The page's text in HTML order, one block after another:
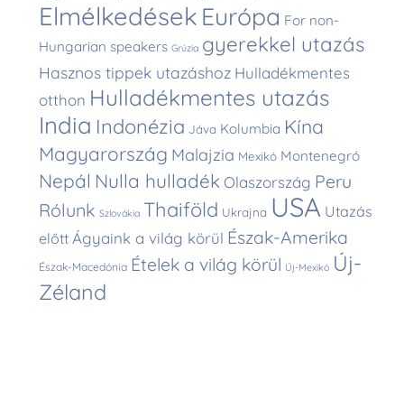
Elmélkedések Európa For non-
Hungarian speakers Grúzia gyerekkel utazás
Hasznos tippek utazáshoz Hulladékmentes
otthon Hulladékmentes utazás
India Indonézia Jáva Kolumbia Kína
Magyarország Malajzia Mexikó Montenegró
Nepál Nulla hulladék Olaszország Peru
Rólunk Szlovákia Thaiföld Ukrajna USA Utazás
előtt Ágyaink a világ körül Észak-Amerika
Észak-Macedónia Ételek a világ körül Új-Mexikó Új-
Zéland